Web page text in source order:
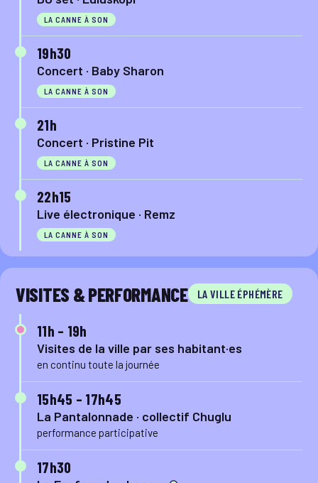
LA CANNE À SON
19h30
Concert · Baby Sharon
LA CANNE À SON
21h
Concert · Pristine Pit
LA CANNE À SON
22h15
Live électronique · Remz
LA CANNE À SON
VISITES & PERFORMANCE LA VILLE ÉPHÉMÈRE
11h – 19h
Visites de la ville par ses habitant·es
en continu toute la journée
15h45 – 17h45
La Pantalonnade · collectif Chuglu
performance participative
17h30